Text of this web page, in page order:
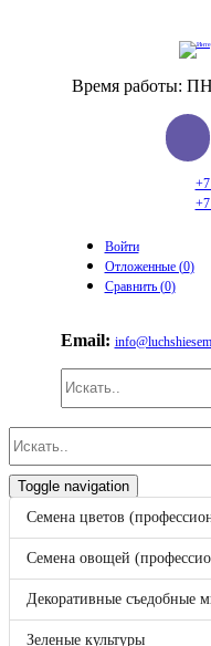
Время работы:
Войти
Отложенные (0)
Сравнить (0)
Email:
Toggle navigation
Бренды
Bejo
Benary
DLF
Семена цветов
Семена овощей
Декоративные съедобные
Зеленые культуры